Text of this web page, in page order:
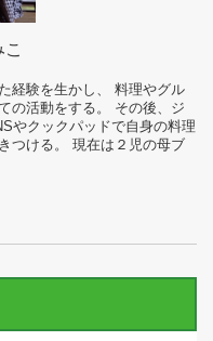
経験を生かし、 料理やグル
の活動をする。 その後、ジ
やクックパッドで自身の料理
つける。 現在は２児の母ブ